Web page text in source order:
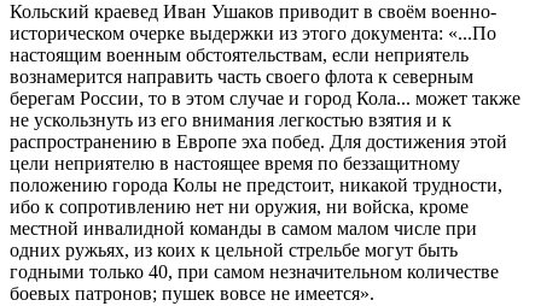
Кольский краевед Иван Ушаков приводит в своём военно-
историческом очерке выдержки из этого документа: «...По
настоящим военным обстоятельствам, если неприятель
вознамерится направить часть своего флота к северным
берегам России, то в этом случае и город Кола... может также
не ускользнуть из его внимания легкостью взятия и к
распространению в Европе эха побед. Для достижения этой
цели неприятелю в настоящее время по беззащитному
положению города Колы не предстоит, никакой трудности,
ибо к сопротивлению нет ни оружия, ни войска, кроме
местной инвалидной команды в самом малом числе при
одних ружьях, из коих к цельной стрельбе могут быть
годными только 40, при самом незначительном количестве
боевых патронов; пушек вовсе не имеется».